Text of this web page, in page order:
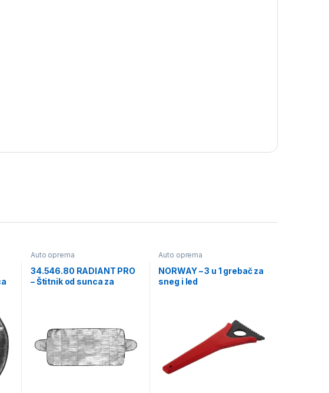
Auto oprema
34.546.80 RADIANT PRO
– Štitnik od sunca za
Auto oprema
NORWAY – 3 u 1 grebač za
sneg i led